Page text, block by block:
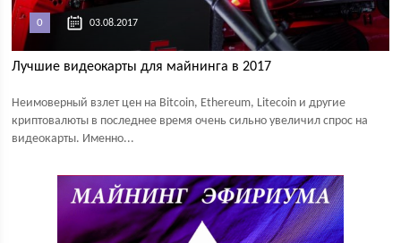
0 03.08.2017
Лучшие видеокарты для майнинга в 2017
Неимоверный взлет цен на Bitcoin, Ethereum, Litecoin и другие
криптовалюты в последнее время очень сильно увеличил спрос на
видеокарты. Именно...